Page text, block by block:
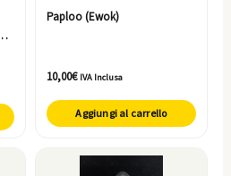
Paploo (Ewok)
10,00€ IVA Inclusa
Aggiungi al carrello